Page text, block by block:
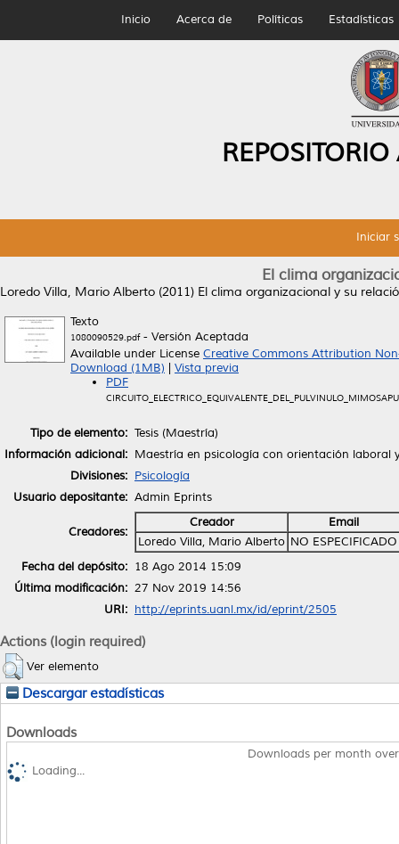
Inicio Acerca de Políticas Estadísticas
Iniciar
El clima
Loredo Villa, Mario Alberto (2011) El clima organizacional y su
Texto
1080090529.pdf- Versión Aceptada
Available under License Creative Commons Attribution
Download (1MB)
Vista previa
PDF
Tipo de elemento: Tesis (Maestría)
Información adicional: Maestría en psicología con orientación laboral
Divisiones: Psicología
Usuario depositante: Admin Eprints
Creadores:
Creador
Email
Loredo Villa, Mario Alberto NO ESPECIFICADO
Fecha del depósito: 18 Ago 2014 15:09
Última modificación: 27 Nov 2019 14:56
URI: http://eprints.uanl.mx/id/eprint/2505
Actions (login required)
Ver elemento
Descargar estadísticas
Downloads
Downloads per month
Loading...